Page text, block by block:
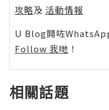
攻略及 活動情報
U Blog開咗
Follow 我哋 ！
相關話題